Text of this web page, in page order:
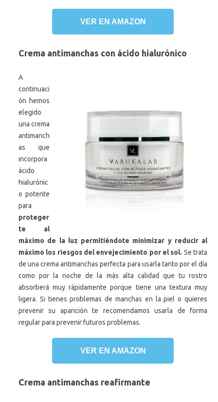
VER EN AMAZON
Crema antimanchas con ácido hialurónico
A
continuaci
ón hemos
elegido
una crema
antimanch
as que
incorpora
ácido
hialurónic
o potente
para
proteger
te al
máximo de la luz permitiéndote minimizar y reducir al
máximo los riesgos del envejecimiento por el sol. Se trata
de una crema antimanchas perfecta para usarla tanto por el día
como por la noche de la más alta calidad que tu rostro
absorberá muy rápidamente porque tiene una textura muy
ligera. Si tienes problemas de manchas en la piel o quieres
prevenir su aparición te recomendamos usarla de forma
regular para prevenir futuros problemas.
VER EN AMAZON
Crema antimanchas reafirmante